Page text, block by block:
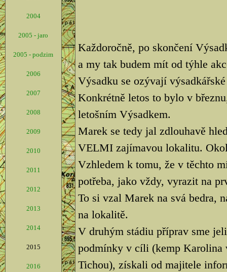
2004
2005 - jaro
2005 - podzim
2006
2007
2008
2009
2010
2011
2012
2013
2014
2015
2016
Každoročně, po skončení
a my tak budem mít od týhle
Výsadku se ozývají
Konkrétně letos to bylo v
letošním Výsadkem.
Marek se tedy jal zdlouhavě
VELMI zajímavou lokalitu.
Vzhledem k tomu, že v těchto
potřeba, jako vždy, vyrazit na
To si vzal Marek na svá bedra,
na lokalitě.
V druhým stádiu příprav sme
podmínky v cíli (kemp Karolina
Tichou), získali od majitele